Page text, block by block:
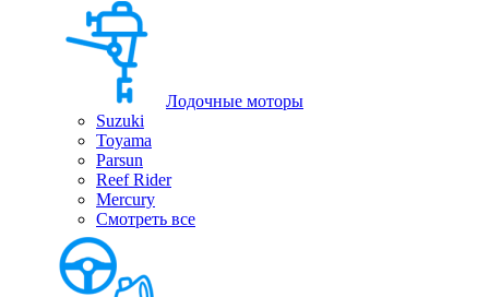
Лодочные моторы
Suzuki
Toyama
Parsun
Reef Rider
Mercury
Смотреть все